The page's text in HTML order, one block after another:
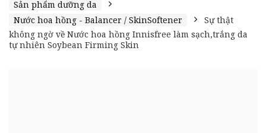
Sản phẩm dưỡng da
Nước hoa hồng - Balancer / SkinSoftener
Sự thật
không ngờ về Nước hoa hồng Innisfree làm sạch,trắng da
tự nhiên Soybean Firming Skin